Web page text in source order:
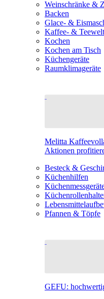
Weinschränke &
Backen
Glace- &
Kaffee- & Teewelt
Kochen
Kochen am Tisch
Küchengeräte
Raumklimageräte
Melitta
Aktionen
Besteck &
Küchenhilfen
Pfannen & Töpfe
GEFU: